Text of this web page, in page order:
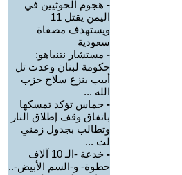
- هجوم الحوثيين في
اليمن يقتل 11
ويستهدف مصفاة
سعودية
- مستشار نتنياهو:
حكومة لبنان وعدت تل
أبيب بنزع سلاح حزب
الله ...
- حماس تؤكد تمسكها
باتفاق وقف إطلاق النار
وتطالب بجدول زمني
لت ...
-
خدعة -الـ 10 آلاف
خطوة- و-السم الأبيض-..